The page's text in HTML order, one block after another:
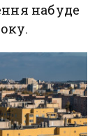
набуде